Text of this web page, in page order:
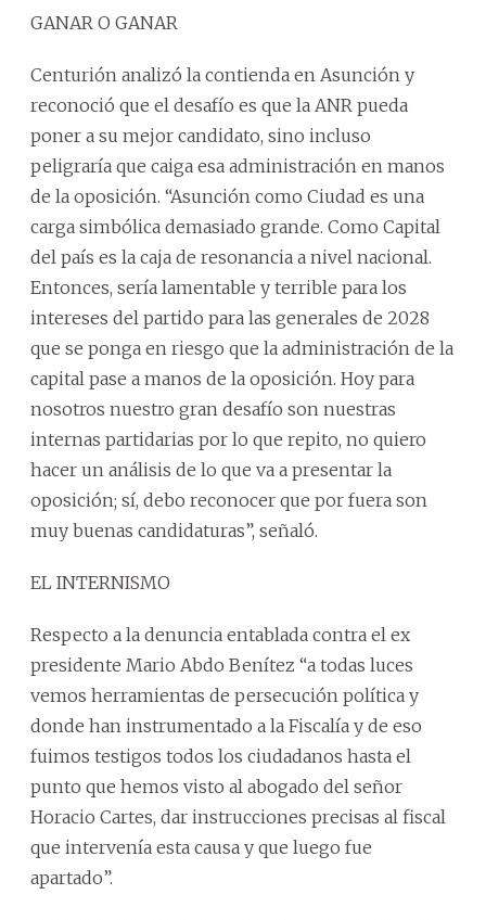
GANAR O GANAR
Centurión analizó la contienda en Asunción y
reconoció que el desafío es que la ANR pueda
poner a su mejor candidato, sino incluso
peligraría que caiga esa administración en manos
de la oposición. “Asunción como Ciudad es una
carga simbólica demasiado grande. Como Capital
del país es la caja de resonancia a nivel nacional.
Entonces, sería lamentable y terrible para los
intereses del partido para las generales de 2028
que se ponga en riesgo que la administración de la
capital pase a manos de la oposición. Hoy para
nosotros nuestro gran desafío son nuestras
internas partidarias por lo que repito, no quiero
hacer un análisis de lo que va a presentar la
oposición; sí, debo reconocer que por fuera son
muy buenas candidaturas”, señaló.
EL INTERNISMO
Respecto a la denuncia entablada contra el ex
presidente Mario Abdo Benítez “a todas luces
vemos herramientas de persecución política y
donde han instrumentado a la Fiscalía y de eso
fuimos testigos todos los ciudadanos hasta el
punto que hemos visto al abogado del señor
Horacio Cartes, dar instrucciones precisas al fiscal
que intervenía esta causa y que luego fue
apartado”.